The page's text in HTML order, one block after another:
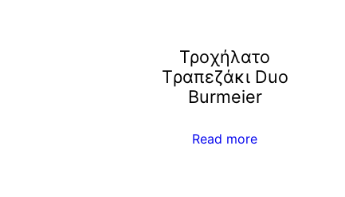
Τροχήλατο
Tραπεζάκι Duo
Burmeier
Read more